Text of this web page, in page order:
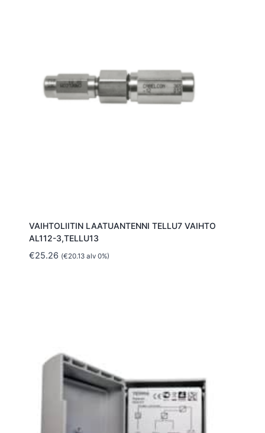
VAIHTOLIITIN LAATUANTENNI TELLU7 VAIHTO
AL112-3,TELLU13
€25.26 (€20.13alv 0%)